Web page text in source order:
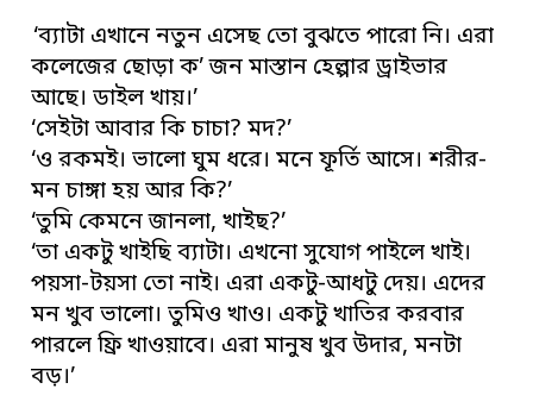
‘ব্যাটা এখানে নতুন এসেছ তো বুঝতে পারো নি। এরা
কলেজের ছোড়া ক’ জন মাস্তান হেল্পার ড্রাইভার
আছে। ডাইল খায়।’
‘সেইটা আবার কি চাচা? মদ?’
‘ও রকমই। ভালো ঘুম ধরে। মনে ফূর্তি আসে। শরীর-
মন চাঙ্গা হয় আর কি?’
‘তুমি কেমনে জানলা, খাইছ?’
‘তা একটু খাইছি ব্যাটা। এখনো সুযোগ পাইলে খাই।
পয়সা-টয়সা তো নাই। এরা একটু-আধটু দেয়। এদের
মন খুব ভালো। তুমিও খাও। একটু খাতির করবার
পারলে ফ্রি খাওয়াবে। এরা মানুষ খুব উদার, মনটা
বড়।’